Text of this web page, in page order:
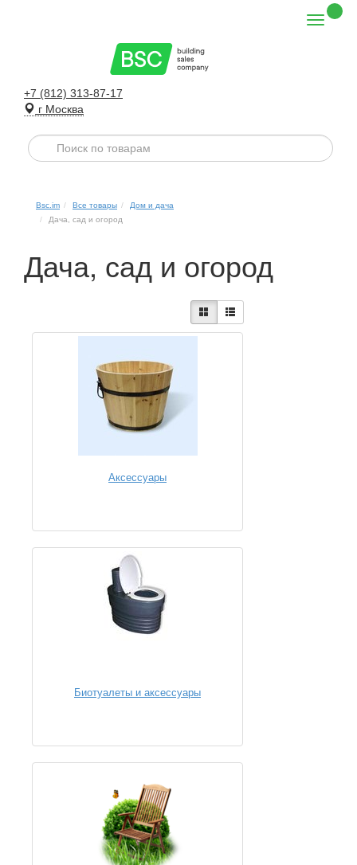
+7 (812) 313-87-17
г Москва
Bsc.im Все товары
Дом и дача
Дача, сад и огород
Дача, сад и огород
Аксессуары
Биотуалеты и аксессуары